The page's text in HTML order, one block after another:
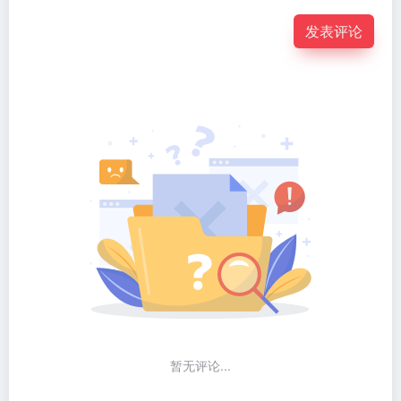
发表评论
暂无评论...